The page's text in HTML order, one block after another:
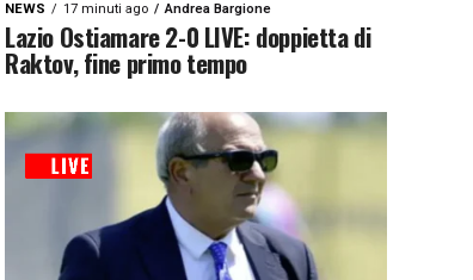
NEWS 17 minuti ago Andrea Bargione
Lazio Ostiamare 2-0 LIVE: doppietta di
Raktov, fine primo tempo